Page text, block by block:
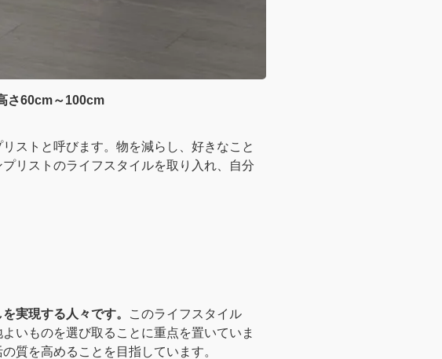
さ60cm～100cm
ストと呼びます。物を減らし、好きなこと
リストのライフスタイルを取り入れ、自分
実現する人々です。
このライフスタイル
いものを選び取ることに重点を置いていま
質を高めることを目指しています。